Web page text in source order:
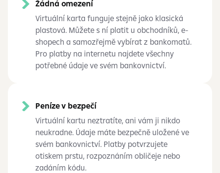
Žádná omezení
Virtuální karta funguje stejně jako klasická
plastová. Můžete s ní platit u obchodníků, e-
shopech a samozřejmě vybírat z bankomatů.
Pro platby na internetu najdete všechny
potřebné údaje ve svém bankovnictví.
Peníze v bezpečí
Virtuální kartu neztratíte, ani vám ji nikdo
neukradne. Údaje máte bezpečně uložené ve
svém bankovnictví. Platby potvrzujete
otiskem prstu, rozpoznáním obličeje nebo
zadáním kódu.